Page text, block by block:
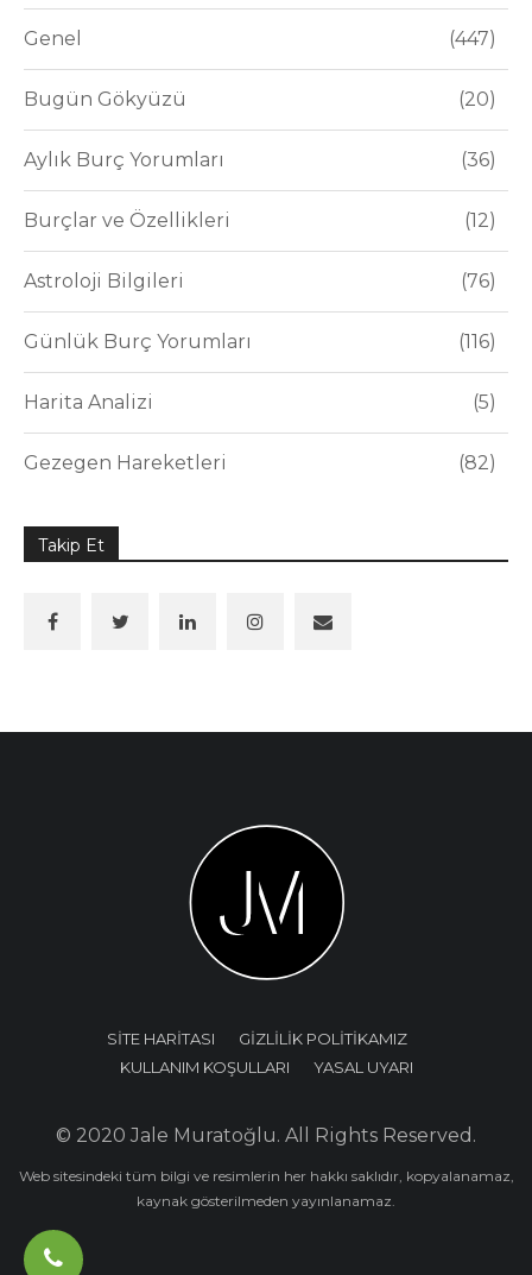
Genel 447
Bugün Gökyüzü 20
Aylık Burç Yorumları 36
Burçlar ve Özellikleri 12
Astroloji Bilgileri 76
Günlük Burç Yorumları 116
Harita Analizi 5
Gezegen Hareketleri 82
Takip Et
SİTE HARİTASI
GİZLİLİK POLİTİKAMIZ
KULLANIM KOŞULLARI
YASAL UYARI
© 2020 Jale Muratoğlu. All Rights Reserved.
Web sitesindeki tüm bilgi ve resimlerin her hakkı saklıdır, kopyalanamaz,
kaynak gösterilmeden yayınlanamaz.